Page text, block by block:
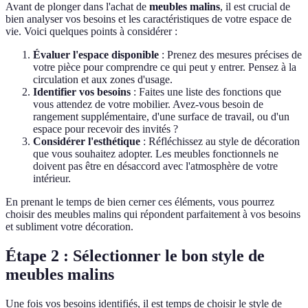
Avant de plonger dans l'achat de meubles malins, il est crucial de
bien analyser vos besoins et les caractéristiques de votre espace de
vie. Voici quelques points à considérer :
Évaluer l'espace disponible : Prenez des mesures précises de
votre pièce pour comprendre ce qui peut y entrer. Pensez à la
circulation et aux zones d'usage.
Identifier vos besoins : Faites une liste des fonctions que
vous attendez de votre mobilier. Avez-vous besoin de
rangement supplémentaire, d'une surface de travail, ou d'un
espace pour recevoir des invités ?
Considérer l'esthétique : Réfléchissez au style de décoration
que vous souhaitez adopter. Les meubles fonctionnels ne
doivent pas être en désaccord avec l'atmosphère de votre
intérieur.
En prenant le temps de bien cerner ces éléments, vous pourrez
choisir des meubles malins qui répondent parfaitement à vos besoins
et subliment votre décoration.
Étape 2 : Sélectionner le bon style de
meubles malins
Une fois vos besoins identifiés, il est temps de choisir le style de